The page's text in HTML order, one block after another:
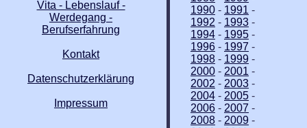
Vita - Lebenslauf -
Werdegang -
Berufserfahrung
Kontakt
Datenschutzerklärung
Impressum
1990 - 1991 -
1992 - 1993 -
1994 - 1995 -
1996 - 1997 -
1998 - 1999 -
2000 - 2001 -
2002 - 2003 -
2004 - 2005 -
2006 - 2007 -
2008 - 2009 -